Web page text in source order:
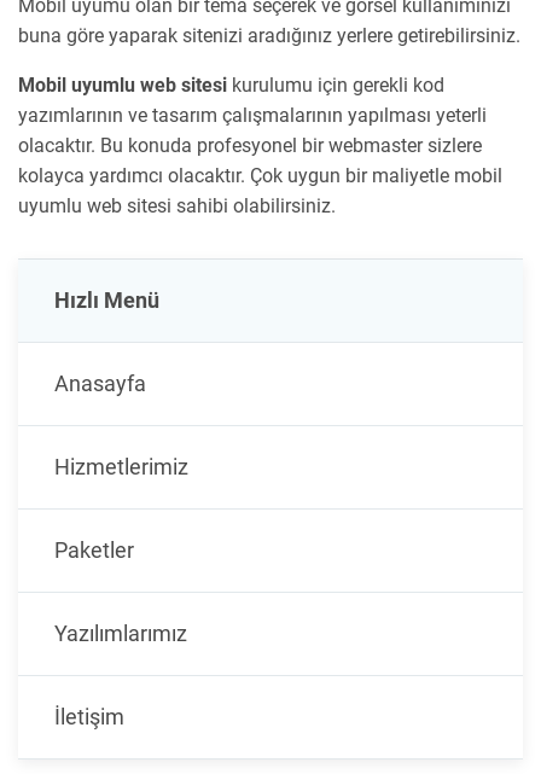
Mobil uyumu olan bir tema seçerek ve görsel kullanımınızı
buna göre yaparak sitenizi aradığınız yerlere getirebilirsiniz.
Mobil uyumlu web sitesi kurulumu için gerekli kod
yazımlarının ve tasarım çalışmalarının yapılması yeterli
olacaktır. Bu konuda profesyonel bir webmaster sizlere
kolayca yardımcı olacaktır. Çok uygun bir maliyetle mobil
uyumlu web sitesi sahibi olabilirsiniz.
Hızlı Menü
Anasayfa
Hizmetlerimiz
Paketler
Yazılımlarımız
İletişim